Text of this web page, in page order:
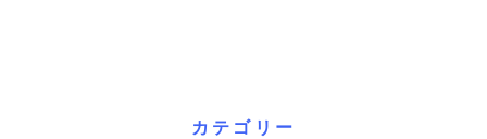
カテゴリー